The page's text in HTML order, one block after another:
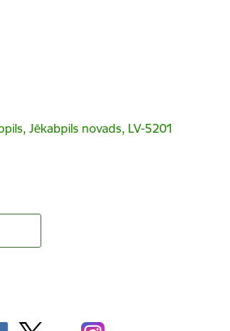
Jēkabpils novads, LV-5201